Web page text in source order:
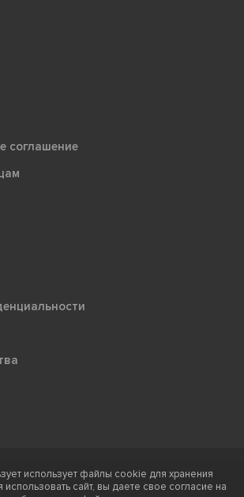
соглашение
2026
знака "Терра" является ООО "Атлас-
использует файлы cookie для хранения
сайт, вы даете свое согласие на